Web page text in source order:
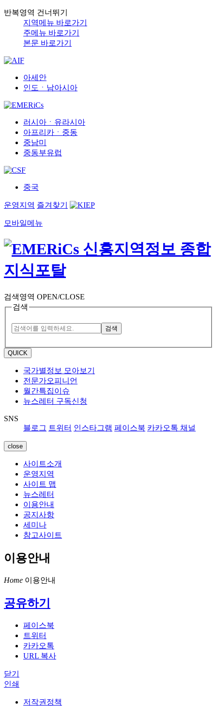
반복영역 건너뛰기
지역메뉴 바로가기
주메뉴 바로가기
본문 바로가기
아세안
인도ㆍ남아시아
러시아ㆍ유라시아
아프리카ㆍ중동
중남미
중동부유럽
중국
운영지역 즐겨찾기
모바일메뉴
검색영역 OPEN/CLOSE
검색
검색
QUICK
국가별정보 모아보기
전문가오피니언
월간특집이슈
뉴스레터 구독신청
SNS
블로그 트위터 인스타그램 페이스북 카카오톡 채널
close
사이트소개
운영지역
사이트 맵
뉴스레터
이용안내
공지사항
세미나
참고사이트
이용안내
Home 이용안내
공유하기
페이스북
트위터
카카오톡
URL 복사
닫기
인쇄
저작권정책